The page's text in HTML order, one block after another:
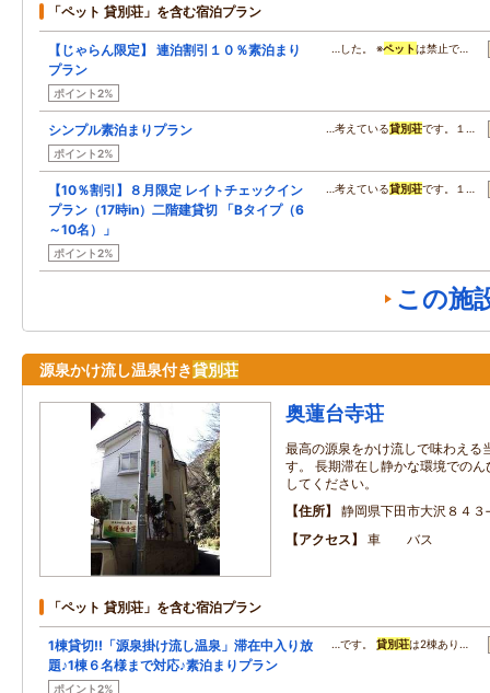
「ペット 貸別荘」を含む宿泊プラン
【じゃらん限定】 連泊割引１０％素泊まり
プラン
ポイント2%
…した。 ※ペットは禁止で…
シンプル素泊まりプラン
ポイント2%
…考えている貸別荘です。１…
【10％割引】８月限定 レイトチェックイン
プラン（17時in）二階建貸切 「Bタイプ（6
～10名）」
ポイント2%
…考えている貸別荘です。１…
この施
源泉かけ流し温泉付き貸別荘
奥蓮台寺荘
最高の源泉をかけ流しで味わえる
す。 長期滞在し静かな環境での
してください。
住所
静岡県下田市大沢８４３
アクセス
車 バス
「ペット 貸別荘」を含む宿泊プラン
1棟貸切!!「源泉掛け流し温泉」滞在中入り放
題♪1棟６名様まで対応♪素泊まりプラン
ポイント2%
…です。貸別荘は2棟あり…